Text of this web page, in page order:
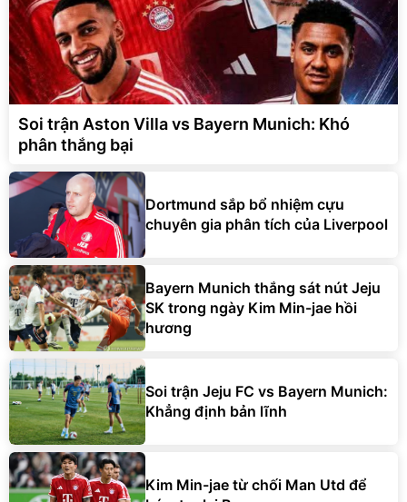
Soi trận Aston Villa vs Bayern Munich: Khó
phân thắng bại
Dortmund sắp bổ nhiệm cựu
chuyên gia phân tích của Liverpool
Bayern Munich thắng sát nút Jeju
SK trong ngày Kim Min-jae hồi
hương
Soi trận Jeju FC vs Bayern Munich:
Khẳng định bản lĩnh
Kim Min-jae từ chối Man Utd để